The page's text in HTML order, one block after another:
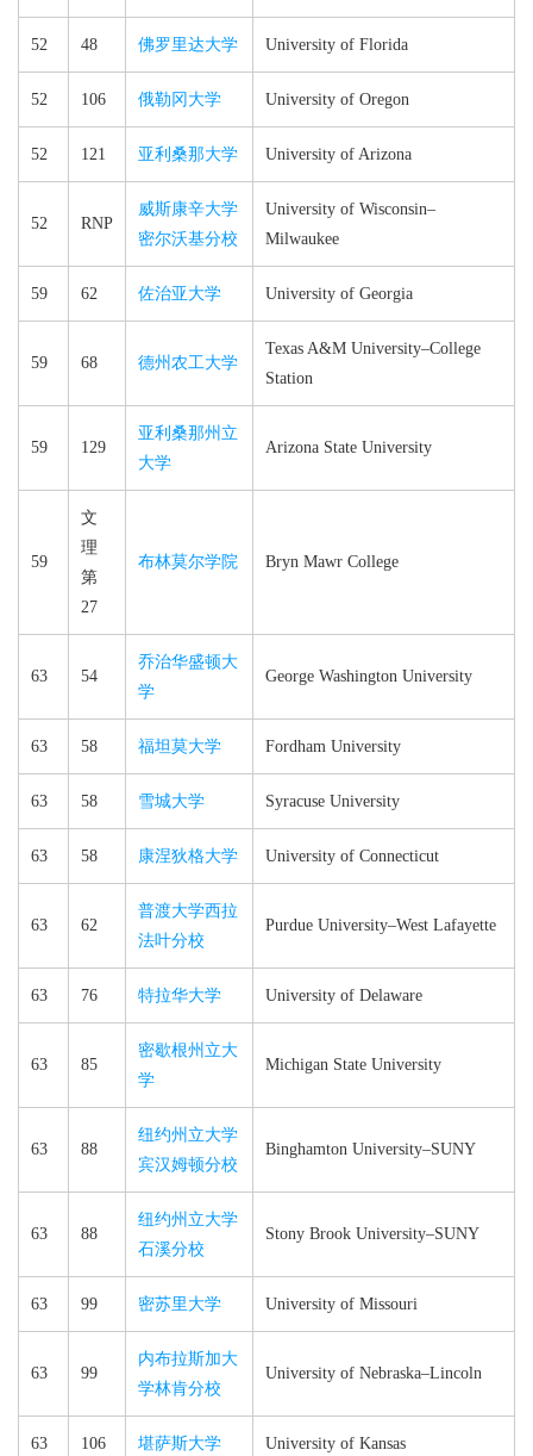
52 48 佛罗里达大学 University of Florida
52 106 俄勒冈大学 University of Oregon
52 121 亚利桑那大学 University of Arizona
52 RNP
威斯康辛大学
密尔沃基分校
University of Wisconsin–​
Milwaukee
59 62 佐治亚大学 University of Georgia
59 68 德州农工大学
Texas A&M University–​College
Station
59 129
亚利桑那州立
大学
Arizona State University
59
文
理
第
27
布林莫尔学院 Bryn Mawr College
63 54
乔治华盛顿大
学
George Washington University
63 58 福坦莫大学 Fordham University
63 58 雪城大学 Syracuse University
63 58 康涅狄格大学 University of Connecticut
63 62
普渡大学西拉
法叶分校
Purdue University–​West Lafayette
63 76 特拉华大学 University of Delaware
63 85
密歇根州立大
学
Michigan State University
63 88
纽约州立大学
宾汉姆顿分校
Binghamton University–​SUNY
63 88
纽约州立大学
石溪分校
Stony Brook University–​SUNY
63 99 密苏里大学 University of Missouri
63 99
内布拉斯加大
学林肯分校
University of Nebraska–​Lincoln
63 106 堪萨斯大学 University of Kansas